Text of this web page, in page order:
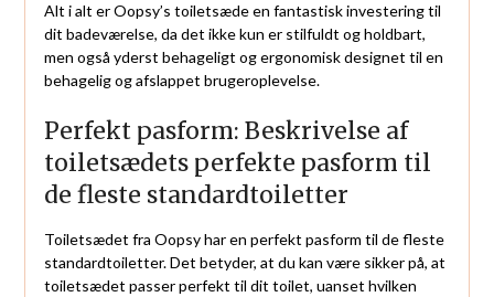
Alt i alt er Oopsy’s toiletsæde en fantastisk investering til
dit badeværelse, da det ikke kun er stilfuldt og holdbart,
men også yderst behageligt og ergonomisk designet til en
behagelig og afslappet brugeroplevelse.
Perfekt pasform: Beskrivelse af
toiletsædets perfekte pasform til
de fleste standardtoiletter
Toiletsædet fra Oopsy har en perfekt pasform til de fleste
standardtoiletter. Det betyder, at du kan være sikker på, at
toiletsædet passer perfekt til dit toilet, uanset hvilken